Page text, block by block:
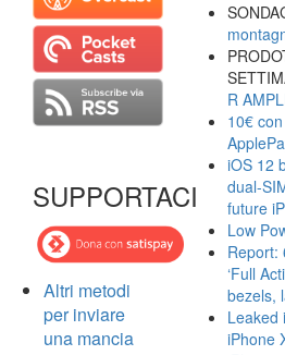
SUPPORTACI
Altri metodi
per inviare
una mancia
R
10€
iOS 12
dual-
future
Low
Report:
‘Full
bezels,
Leaked
iPhone